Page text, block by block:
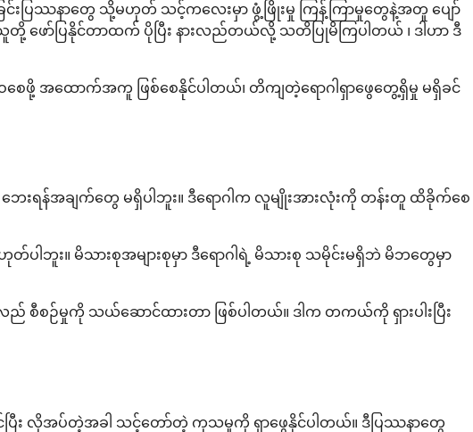
းပြဿနာတွေ သို့မဟုတ် သင့်ကလေးမှာ ဖွံ့ဖြိုးမှု ကြန့်ကြာမှုတွေနဲ့အတူ ပျော်
တို့ ဖော်ပြနိုင်တာထက် ပိုပြီး နားလည်တယ်လို့ သတိပြုမိကြပါတယ် ၊ ဒါဟာ ဒီ
ေဖို့ အထောက်အကူ ဖြစ်စေနိုင်ပါတယ်၊ တိကျတဲ့ရောဂါရှာဖွေတွေ့ရှိမှု မရှိခင်
ျတဲ့ ဘေးရန်အချက်တွေ မရှိပါဘူး။ ဒီရောဂါက လူမျိုးအားလုံးကို တန်းတူ ထိခိုက်စေ
ါဘူး။ မိသားစုအများစုမှာ ဒီရောဂါရဲ့ မိသားစု သမိုင်းမရှိဘဲ မိဘတွေမှာ
ည် စီစဉ်မှုကို သယ်ဆောင်ထားတာ ဖြစ်ပါတယ်။ ဒါက တကယ်ကို ရှားပါးပြီး
င်ပြီး လိုအပ်တဲ့အခါ သင့်တော်တဲ့ ကုသမှုကို ရှာဖွေနိုင်ပါတယ်။ ဒီပြဿနာတွေ